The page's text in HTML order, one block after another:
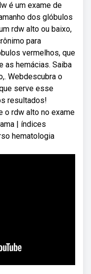
é um exame de
dos glóbulos
rdw alto ou baixo,
para
vermelhos, que
as hemácias. Saiba
Webdescubra o
serve esse
resultados!
o rdw alto no exame
| índices
hematologia